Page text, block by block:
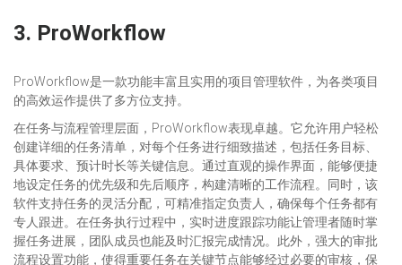
3. ProWorkflow
ProWorkflow是一款功能丰富且实用的项目管理软件，为各类项目
的高效运作提供了多方位支持。
在任务与流程管理层面，ProWorkflow表现卓越。它允许用户轻松
创建详细的任务清单，对每个任务进行细致描述，包括任务目标、
具体要求、预计时长等关键信息。通过直观的操作界面，能够便捷
地设定任务的优先级和先后顺序，构建清晰的工作流程。同时，该
软件支持任务的灵活分配，可精准指定负责人，确保每个任务都有
专人跟进。在任务执行过程中，实时进度跟踪功能让管理者随时掌
握任务进展，团队成员也能及时汇报完成情况。此外，强大的审批
流程设置功能，使得重要任务在关键节点能够经过必要的审核，保